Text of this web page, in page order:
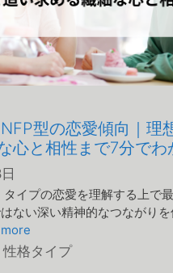
型の恋愛傾向｜理
心と相性まで7分でわ
タイプの恋愛を理解する上で
ない深い精神的なつながりを
性格タイプ